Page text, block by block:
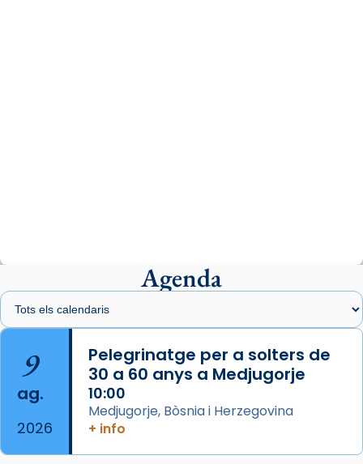
presidit aquest 27 de juliol la missa de Les
Santes de Mataró.
🔗
📸 J. Merino
Photo
View on Facebook ·
de Barcelona.
Agenda
9
ag.
2026
Pelegrinatge per a solters de
30 a 60 anys a Medjugorje
10:00
Medjugorje, Bòsnia i Herzegovina
+ info